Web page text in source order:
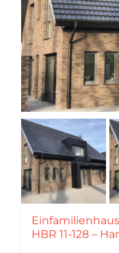
HBR 11-128 –